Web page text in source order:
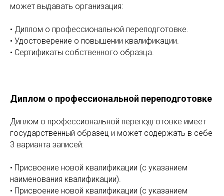
может выдавать организация:
• Диплом о профессиональной переподготовке.
• Удостоверение о повышении квалификации.
• Сертификаты собственного образца.
Диплом о профессиональной переподготовке
Диплом о профессиональной переподготовке имеет
государственный образец и может содержать в себе
3 варианта записей:
• Присвоение новой квалификации (с указанием
наименования квалификации).
• Присвоение новой квалификации (с указанием